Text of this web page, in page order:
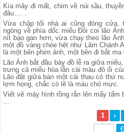
Kìa mây đi mất, chim về núi sầu,
đâu…. .
Vừa chập tối nhà ai cũng đóng cửa,
ngóng về phía dốc miếu Đôi coi lão
nít bạo gan hơn, vừa chạy theo lão
một đồ vàng chóe hệt như Lâm Chánh
là một bên phim ảnh, một bên đi bắt ma
Lão Ánh bắt đầu bày đồ lễ ra giữa
trưng cả miếu hòa lẫn cái màu đỏ ối
Lão đặt giữa bàn một cái thau có thứ
lợm họng, chắc có lẽ là máu chó mực.
Viết vẽ máy hình rồng rắn lên mấy tấm
...
1
›